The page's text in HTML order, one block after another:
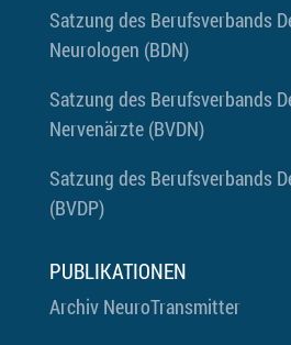
Satzung des Berufsverbands
Neurologen (BDN)
Satzung des Berufsverbands
Nervenärzte (BVDN)
Satzung des Berufsverbands
(BVDP)
PUBLIKATIONEN
Archiv NeuroTransmitter